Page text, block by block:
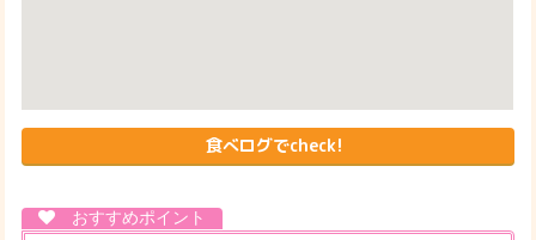
食べログでcheck!